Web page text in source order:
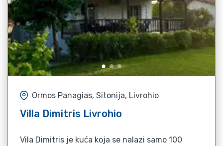
Ormos Panagias, Sitonija, Livrohio
Villa Dimitris Livrohio
Vila Dimitris je kuća koja se nalazi samo 100